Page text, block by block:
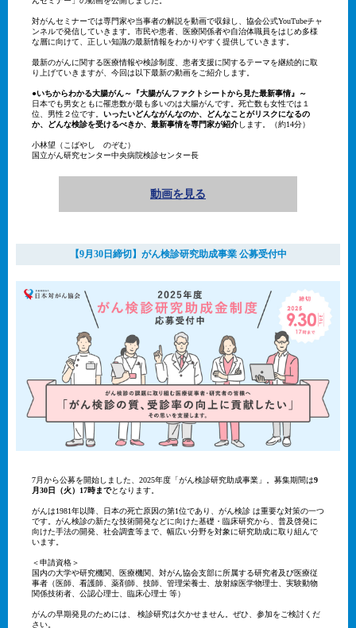
対がんセミナーでは専門家や当事者の解説を動画で収録し、協会公式YouTubeチャ
ンネルで発信していきます。市民や患者、医療関係者や自治体職員をはじめ多様
な層に向けて、正しい知識の最新情報をわかりやすく提供していきます。
最新のがんに関する医療情報や検診制度、患者支援に関するテーマを継続的に取
り上げていきますが、今回は以下最新の動画をご紹介します。
●いちからわかる大腸がん～『大腸がんファクトシートから見た最新事情』～
日本でも男女ともに罹患数が最も多いのは大腸がんです。死亡数も女性では１
位、男性２位です。 いったいどんながんなのか、どんなことがリスクになるの
か、どんな検診を受けるべきか、最新事情を専門家が紹介 します。（約14分）
小林望（こばやし のぞむ）
国立がん研究センター中央病院検診センター長
動画を見る
【9月30日締切】がん検診研究助成事業 公募受付中
7月から公募を開始しました、2025年度「がん検診研究助成事業」。募集期間は9
月30日（火）17時までとなります。
がんは1981年以降、日本の死亡原因の第1位であり、がん検診 は重要な対策の一つ
です。がん検診の新たな技術開発などに向けた基礎・臨床研究から、普及啓発に
向けた手法の開発、社会調査等まで、幅広い分野を対象に研究助成に取り組んで
います。
＜申請資格＞
国内の大学や研究機関、医療機関、対がん協会支部に所属する研究者及び医療従
事者（医師、看護師、薬剤師、技師、管理栄養士、放射線医学物理士、実験動物
関係技術者、公認心理士、臨床心理士 等）
がんの早期発見のためには、 検診研究は欠かせません。ぜひ、参加をご検討くだ
さい。